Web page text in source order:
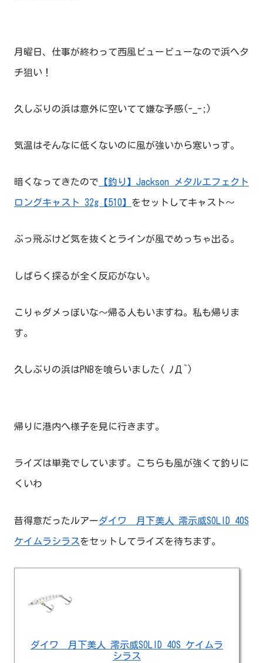
月曜日、仕事が終わって西風ビュービューなので浜へタ
チ狙い！
久しぶりの浜は意外に空いてて嫌な予感(-_-;)
気温はそんなに低くないのに風が強いから寒いっす。
暗くなってきたので 【釣り】Jackson メタルエフェクト
ロングキャスト 32g【510】 をセットしてキャスト～
ぶっ飛ぶけど気を抜くとラインが風でめっちゃ出る。
しばらく探るが全く反応がない。
こりゃダメっぽいな～帰る人もいますね。私も帰りま
す。
久しぶりの浜はPNBを喰らいました( ﾉД`)
帰りに港内へ様子を見に行きます。
ライズは単発でしています。こちらも風が強くて釣りに
くいわ
昔得意だったルアーダイワ 月下美人 澪示威SOLID 40S
ケイムラシラスをセットしてライズを待ちます。
ダイワ 月下美人 澪示威SOLID 40S ケイムラ
シラス